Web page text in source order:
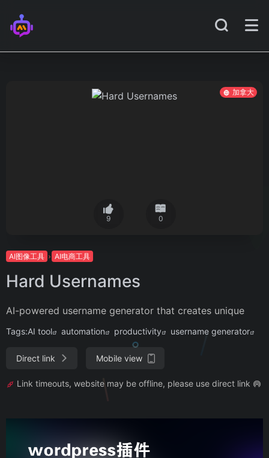
加拿大
9 0
AI图像工具 AI电商工具
Hard Usernames
AI-powered username generator that creates unique
Tags:AI tool automation productivity username generator
Direct link Mobile view
Link timeouts, website may be offline, please use direct link